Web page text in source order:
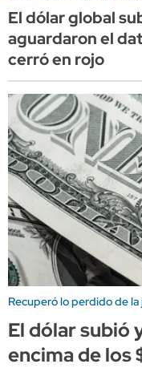
El dólar global
aguardaron el
cerró en rojo
Recuperó lo perdido de
El dólar subió
encima de los